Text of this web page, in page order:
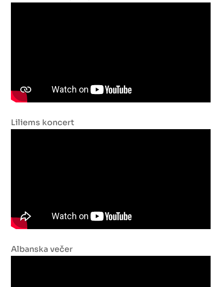
Liliems koncert
Albanska večer